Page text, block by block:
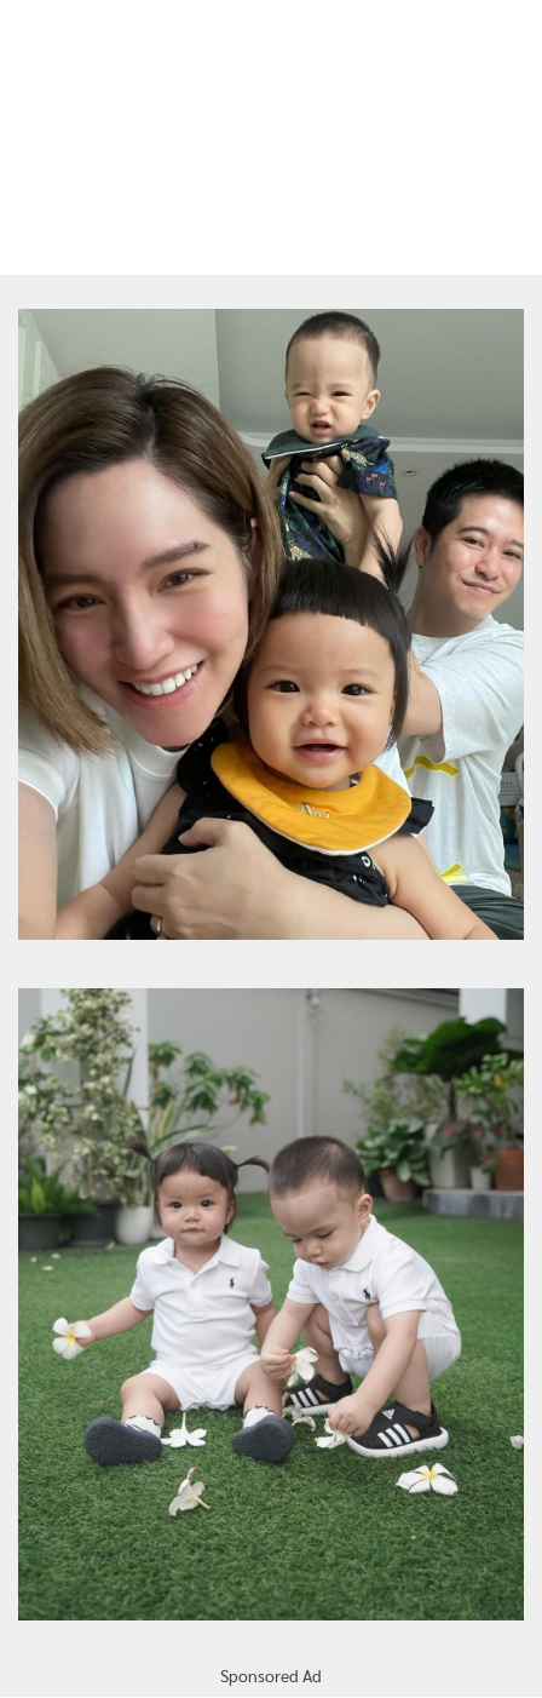
Sponsored Ad